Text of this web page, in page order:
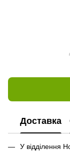
Доставка
У відділення